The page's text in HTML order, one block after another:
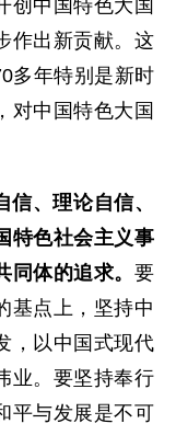
创中国特色大国
作出新贡献。这
多年特别是新时
对中国特色大国
、理论自信、
特色社会主义事
体的追求。 要
基点上，坚持中
，以中国式现代
业。要坚持奉行
平与发展是不可